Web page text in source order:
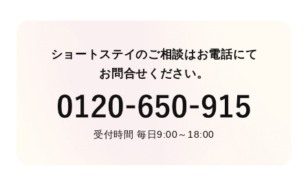
ショートステイのご相談はお電話にて
お問合せください。
受付時間 毎日9:00～18:00